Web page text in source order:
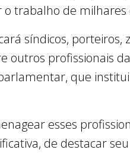
o trabalho de
síndicos, porteiros,
outros profissionais
que
esses
de destacar